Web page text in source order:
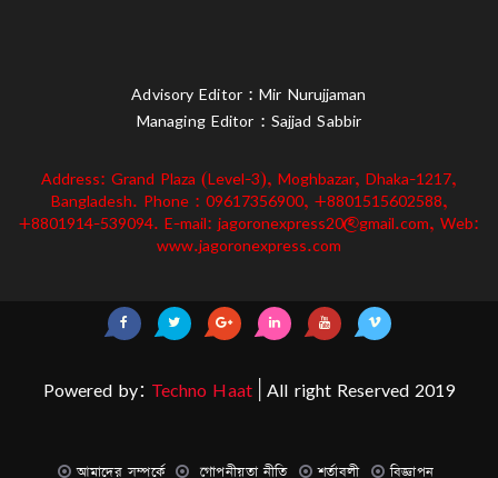
Advisory Editor : Mir Nurujjaman
Managing Editor : Sajjad Sabbir
Address: Grand Plaza (Level-3), Moghbazar, Dhaka-1217,
Bangladesh. Phone : 09617356900, +8801515602588,
+8801914-539094. E-mail: jagoronexpress20@gmail.com, Web:
www.jagoronexpress.com
Powered by: Techno Haat| All right Reserved 2019
আমাদের সম্পর্কে গোপনীয়তা নীতি শর্তাবলী বিজ্ঞাপন